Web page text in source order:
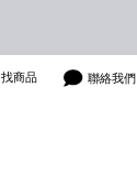
找商品 聯絡我們